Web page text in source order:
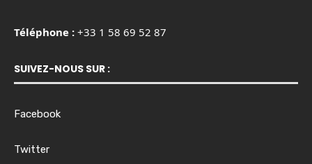
Téléphone : +33 1 58 69 52 87
SUIVEZ-NOUS SUR :
Facebook
Twitter